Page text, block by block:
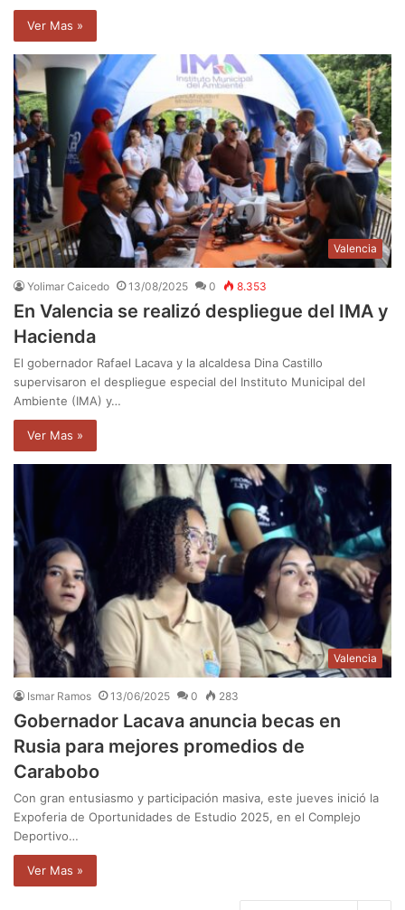
Ver Mas »
Valencia
Yolimar Caicedo 13/08/2025 0 8.353
En Valencia se realizó despliegue del IMA y
Hacienda
El gobernador Rafael Lacava y la alcaldesa Dina Castillo
supervisaron el despliegue especial del Instituto Municipal del
Ambiente (IMA) y…
Ver Mas »
Valencia
Ismar Ramos 13/06/2025 0 283
Gobernador Lacava anuncia becas en
Rusia para mejores promedios de
Carabobo
Con gran entusiasmo y participación masiva, este jueves inició la
Expoferia de Oportunidades de Estudio 2025, en el Complejo
Deportivo…
Ver Mas »